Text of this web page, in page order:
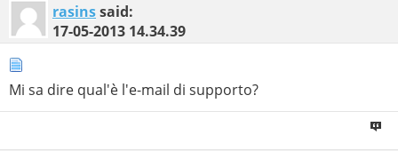
rasinssaid:
17-05-2013 14.34.39
Mi sa dire qual'è l'e-mail di supporto?